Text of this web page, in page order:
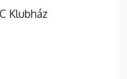
Klubház